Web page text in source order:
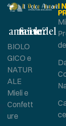
I
Sei un amante del miele?
BIOLO
GICO e
NATUR
ALE
Mieli e
Confett
ure